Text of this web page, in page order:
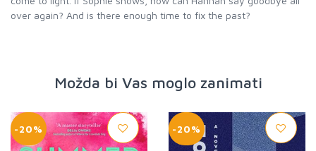
over again? And is there enough time to fix the past?
Možda bi Vas moglo zanimati
-20% -20%